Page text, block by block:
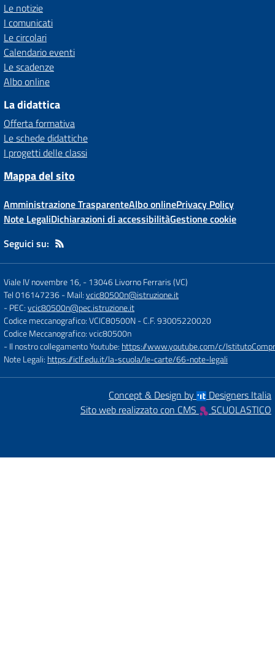
Le notizie
I comunicati
Le circolari
Calendario eventi
Le scadenze
Albo online
La didattica
Offerta formativa
Le schede didattiche
I progetti delle classi
Mappa del sito
Amministrazione TrasparenteAlbo onlinePrivacy Policy
Note LegaliDichiarazioni di accessibilitàGestione cookie
Seguici su:
Viale IV novembre 16, -13046 Livorno Ferraris (VC)
Tel 016147236- Mail:vcic80500n@istruzione.it
- PEC:vcic80500n@pec.istruzione.it
Codice meccanografico: VCIC80500N- C.F. 93005220020
Codice Meccanografico: vcic80500n
- Il nostro collegamento Youtube: https://www.youtube.com/c/
Note Legali: https://iclf.edu.it/la-scuola/le-carte/66-note-legali
Concept & Design by
Designers Italia
Sito web realizzato con CMS
SCUOLASTICO